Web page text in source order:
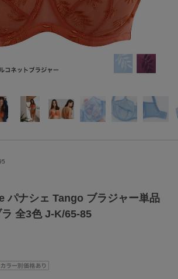
パナシェ Tango ブラジャー単品
全3色 J-K/65-85